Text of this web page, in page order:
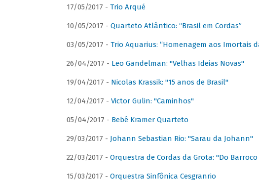
17/05/2017 - Trio Arqué
10/05/2017 - Quarteto Atlântico: “Brasil em Cordas”
03/05/2017 - Trio Aquarius: “Homenagem aos Imortais
26/04/2017 - Leo Gandelman: "Velhas Ideias Novas"
19/04/2017 - Nicolas Krassik: "15 anos de Brasil"
12/04/2017 - Victor Gulin: "Caminhos"
05/04/2017 - Bebê Kramer Quarteto
29/03/2017 - Johann Sebastian Rio: "Sarau da Johann"
22/03/2017 - Orquestra de Cordas da Grota: "Do
15/03/2017 - Orquestra Sinfônica Cesgranrio